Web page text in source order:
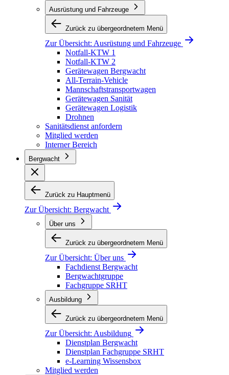
Ausrüstung und Fahrzeuge
Zurück zu übergeordnetem Menü
Zur Übersicht: Ausrüstung und Fahrzeuge
Notfall-KTW 1
Notfall-KTW 2
Gerätewagen Bergwacht
All-Terrain-Vehicle
Mannschaftstransportwagen
Gerätewagen Sanität
Gerätewagen Logistik
Drohnen
Sanitätsdienst anfordern
Mitglied werden
Interner Bereich
Bergwacht
Zurück zu Hauptmenü
Zur Übersicht: Bergwacht
Über uns
Zurück zu übergeordnetem Menü
Zur Übersicht: Über uns
Fachdienst Bergwacht
Bergwachtgruppe
Fachgruppe SRHT
Ausbildung
Zurück zu übergeordnetem Menü
Zur Übersicht: Ausbildung
Dienstplan Bergwacht
Dienstplan Fachgruppe SRHT
e-Learning Wissensbox
Mitglied werden